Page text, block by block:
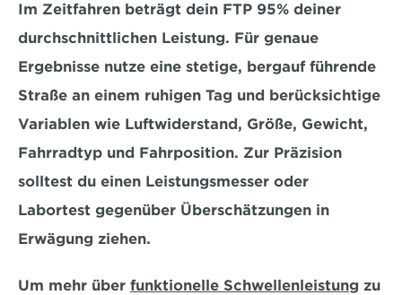
Im Zeitfahren beträgt dein FTP 95% deiner
durchschnittlichen Leistung. Für genaue
Ergebnisse nutze eine stetige, bergauf führende
Straße an einem ruhigen Tag und berücksichtige
Variablen wie Luftwiderstand, Größe, Gewicht,
Fahrradtyp und Fahrposition. Zur Präzision
solltest du einen Leistungsmesser oder
Labortest gegenüber Überschätzungen in
Erwägung ziehen.
Um mehr über funktionelle Schwellenleistung zu